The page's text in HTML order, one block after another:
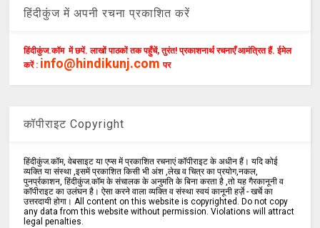
हिंदीकुंज में अपनी रचना प्रकाशित करें
हिंदीकुंज.कॉम में छपें. लाखों पाठकों तक पहुँचें, तुरंत! प्रकाशनार्थ रचनाएँ आमंत्रित हैं. ईमेल
करें : info@hindikunj.com पर
कॉपीराइट Copyright
हिंदीकुंज.कॉम, वेबसाइट या एप्स में प्रकाशित रचनाएं कॉपीराइट के अधीन हैं। यदि कोई
व्यक्ति या संस्था ,इसमें प्रकाशित किसी भी अंश ,लेख व चित्र का प्रयोग,नकल,
पुनर्प्रकाशन, हिंदीकुंज.कॉम के संचालक के अनुमति के बिना करता है ,तो यह गैरकानूनी व
कॉपीराइट का उलंघन है। ऐसा करने वाला व्यक्ति व संस्था स्वयं कानूनी हर्ज़े - खर्चे का
उत्तरदायी होगा। All content on this website is copyrighted. Do not copy
any data from this website without permission. Violations will attract
legal penalties.